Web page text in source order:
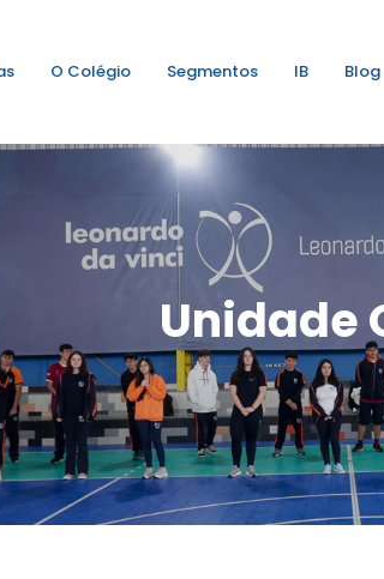
O Colégio Segmentos IB Blog
Unidade